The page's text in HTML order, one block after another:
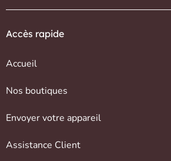
Accès rapide
Accueil
Nos boutiques
Envoyer votre appareil
Assistance Client